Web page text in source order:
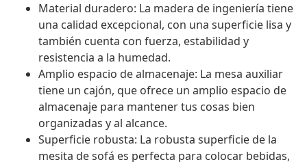
Material duradero: La madera de ingeniería tiene
una calidad excepcional, con una superficie lisa y
también cuenta con fuerza, estabilidad y
resistencia a la humedad.
Amplio espacio de almacenaje: La mesa auxiliar
tiene un cajón, que ofrece un amplio espacio de
almacenaje para mantener tus cosas bien
organizadas y al alcance.
Superficie robusta: La robusta superficie de la
mesita de sofá es perfecta para colocar bebidas,